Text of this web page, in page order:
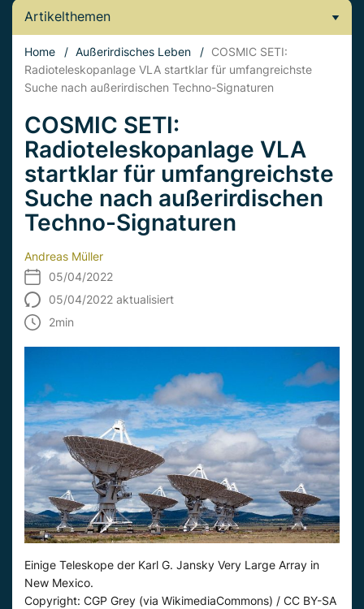
Artikelthemen
Home / Außerirdisches Leben / COSMIC SETI:
Radioteleskopanlage VLA startklar für umfangreichste
Suche nach außerirdischen Techno-Signaturen
COSMIC SETI:
Radioteleskopanlage VLA
startklar für umfangreichste
Suche nach außerirdischen
Techno-Signaturen
Andreas Müller
05/04/2022
05/04/2022 aktualisiert
2min
Einige Teleskope der Karl G. Jansky Very Large Array in
New Mexico.
Copyright: CGP Grey (via WikimediaCommons) / CC BY-SA